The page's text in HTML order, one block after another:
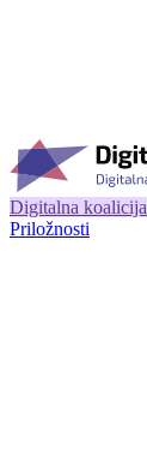
Digitalna koalicija
Priložnosti